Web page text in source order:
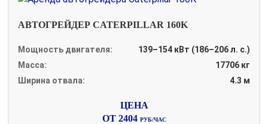
АВТОГРЕЙДЕР CATERPILLAR 160K
Мощность двигателя:
139–154 кВт (186–206 л. с.)
Масса:
17706 кг
Ширина отвала:
4.3 м
ОТ 2404 РУБ/ЧАС